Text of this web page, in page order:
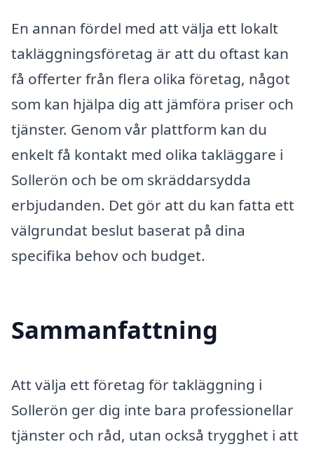
En annan fördel med att välja ett lokalt
takläggningsföretag är att du oftast kan
få offerter från flera olika företag, något
som kan hjälpa dig att jämföra priser och
tjänster. Genom vår plattform kan du
enkelt få kontakt med olika takläggare i
Sollerön och be om skräddarsydda
erbjudanden. Det gör att du kan fatta ett
välgrundat beslut baserat på dina
specifika behov och budget.
Sammanfattning
Att välja ett företag för takläggning i
Sollerön ger dig inte bara professionellar
tjänster och råd, utan också trygghet i att